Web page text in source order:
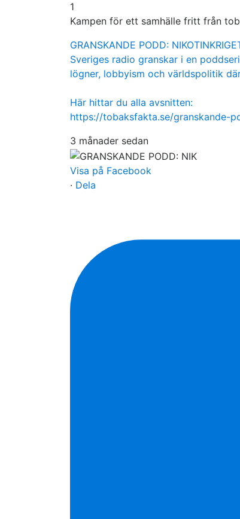
1
Kampen för ett samhälle fritt från
GRANSKANDE PODD:
Sveriges radio granskar i en
lögner, lobbyism och världspolitik
Här hittar du alla avsnitten:
https://tobaksfakta.se/granskande-
3 månader sedan
Visa på Facebook
· Dela